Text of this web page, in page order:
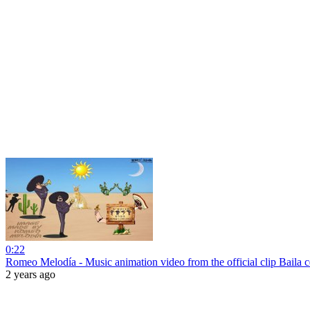
0:22
Romeo Melodía - Music animation video from the official clip Baila
2 years ago